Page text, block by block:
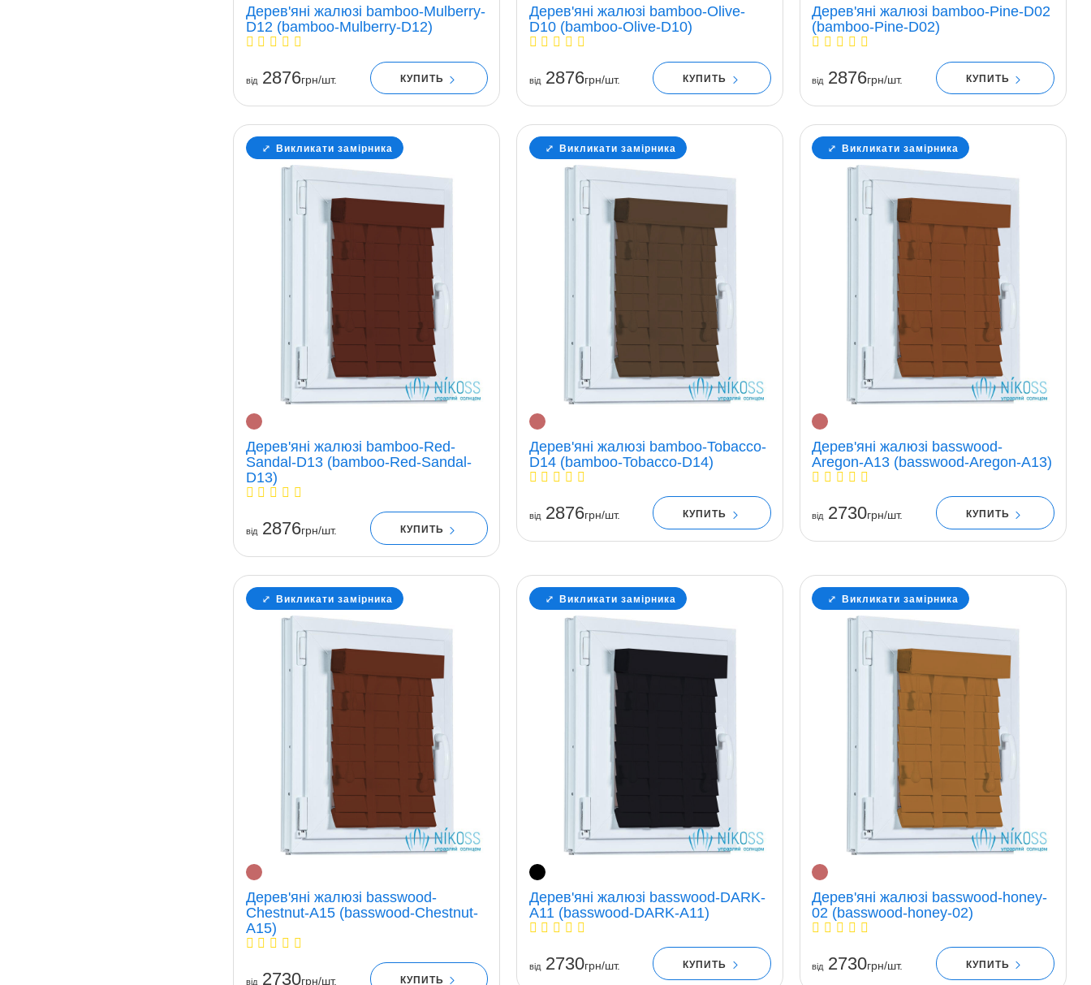
Дерев'яні жалюзі bamboo-Mulberry-
D12 (bamboo-Mulberry-D12)
вiд2876грн/шт. КУПИТЬ
Дерев'яні жалюзі bamboo-Olive-
D10 (bamboo-Olive-D10)
вiд2876грн/шт. КУПИТЬ
Дерев'яні жалюзі bamboo-Pine-D02
(bamboo-Pine-D02)
вiд2876грн/шт. КУПИТЬ
Викликати замірника
Дерев'яні жалюзі bamboo-Red-
Sandal-D13 (bamboo-Red-Sandal-
D13)
вiд2876грн/шт. КУПИТЬ
Викликати замірника
Дерев'яні жалюзі bamboo-Tobacco-
D14 (bamboo-Tobacco-D14)
вiд2876грн/шт. КУПИТЬ
Викликати замірника
Дерев'яні жалюзі basswood-
Aregon-A13 (basswood-Aregon-A13)
вiд2730грн/шт. КУПИТЬ
Викликати замірника
Дерев'яні жалюзі basswood-
Chestnut-A15 (basswood-Chestnut-
A15)
вiд2730грн/шт. КУПИТЬ
Викликати замірника
Дерев'яні жалюзі basswood-DARK-
A11 (basswood-DARK-A11)
вiд2730грн/шт. КУПИТЬ
Викликати замірника
Дерев'яні жалюзі basswood-honey-
02 (basswood-honey-02)
вiд2730грн/шт. КУПИТЬ